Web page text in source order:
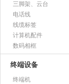
三脚架、云台
电话线
线缆标签
计算机配件
数码相框
终端设备
终端机